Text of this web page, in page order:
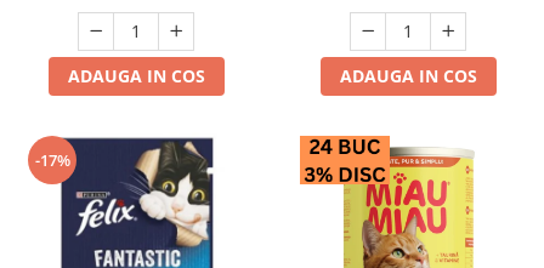
ADAUGA IN COS ADAUGA IN COS
-17%